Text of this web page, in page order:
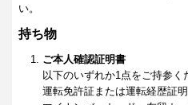
い。
持ち物
ご本人確認証明書
以下のいずれか1点をご持参く
運転免許証または運転経歴証